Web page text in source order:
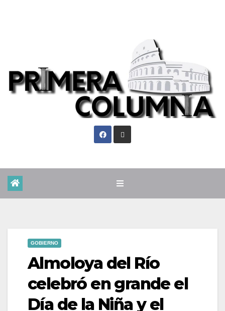
GOBIERNO
Almoloya del Río
celebró en grande el
Día de la Niña y el